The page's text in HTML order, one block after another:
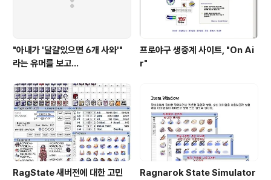
"아내가 '달걀있으면 6개 사와'"
라는 유머를 보고...
프로야구 생중계 사이트, "On Ai
r"
RagState 새버전에 대한 고민 Ragnarok State Simulator